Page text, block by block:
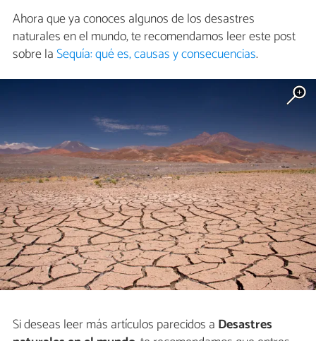
Ahora que ya conoces algunos de los desastres
naturales en el mundo, te recomendamos leer este post
sobre laSequía: qué es, causas y consecuencias.
Si deseas leer más artículos parecidos a Desastres